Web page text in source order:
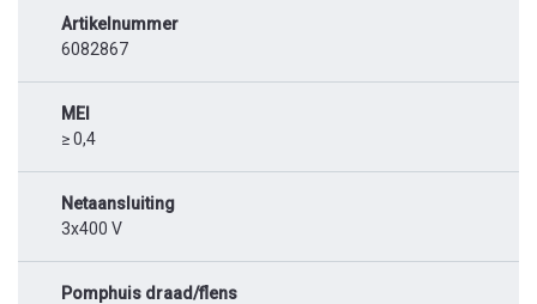
Artikelnummer
6082867
MEI
≥ 0,4
Netaansluiting
3x400 V
Pomphuis draad/flens